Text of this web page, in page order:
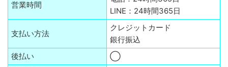
営業時間
LINE：24時間365日
支払い方法
クレジットカード
銀行振込
後払い
◯